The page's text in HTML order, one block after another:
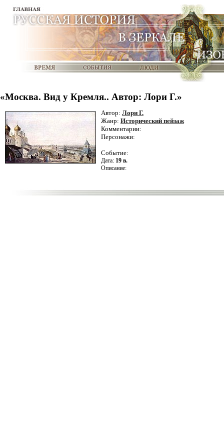
«Москва. Вид у Кремля.. Автор: Лори Г.»
Автор: Лори Г.
Жанр: Исторический пейзаж
Комментарии:
Персонажи:
Событие:
Дата: 19 в.
Описание: